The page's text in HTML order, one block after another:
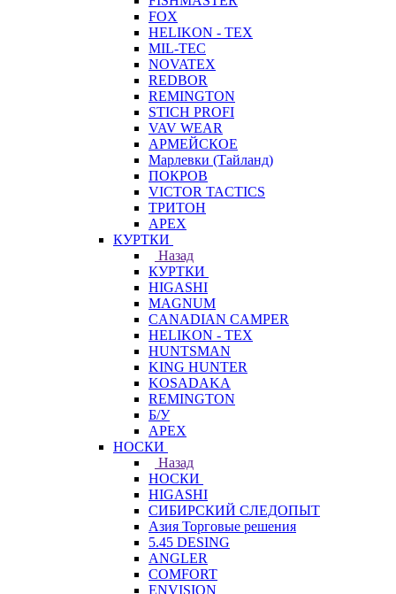
FOX
HELIKON - TEX
MIL-TEC
NOVATEX
REDBOR
REMINGTON
STICH PROFI
VAV WEAR
АРМЕЙСКОЕ
Марлевки (Тайланд)
ПОКРОВ
VICTOR TACTICS
ТРИТОН
APEX
КУРТКИ
Назад
КУРТКИ
HIGASHI
MAGNUM
CANADIAN CAMPER
HELIKON - TEX
HUNTSMAN
KING HUNTER
KOSADAKA
REMINGTON
Б/У
APEX
НОСКИ
Назад
НОСКИ
HIGASHI
СИБИРСКИЙ СЛЕДОПЫТ
Азия Торговые решения
5.45 DESING
ANGLER
COMFORT
ENVISION